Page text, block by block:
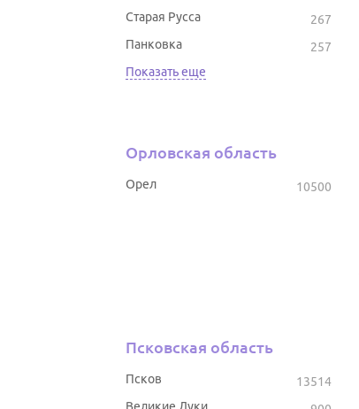
267
Старая Русса
257
Панковка
Показать еще
Орловская область
10500
Орел
Псковская область
13514
Псков